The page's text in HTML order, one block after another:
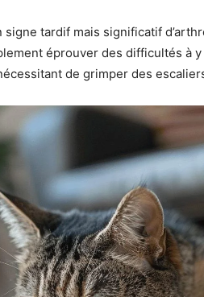
tardif mais significatif
éprouver des difficultés à
de grimper des